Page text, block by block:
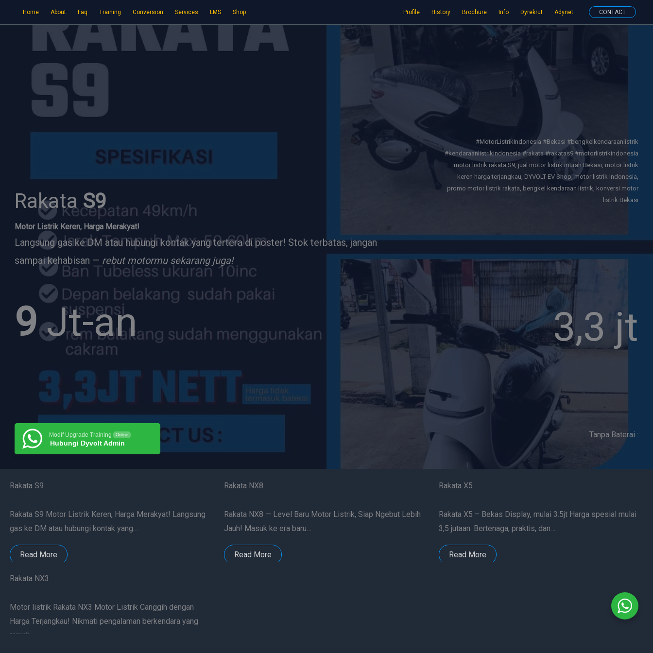
Home About Faq Training Conversion Services LMS Shop Profile History Brochure Info Dyrekrut Adynet CONTACT
Rakata S9
Motor Listrik Keren, Harga Merakyat!
Langsung gas ke DM atau hubungi kontak yang tertera di poster! Stok terbatas, jangan
sampai kehabisan — rebut motormu sekarang juga!
9Jt-an
Modif Upgrade Training Online
Hubungi Dyvolt Admin
#MotorListrikIndonesia #Bekasi #bengkelkendaraanlistrik
#kendaraanlistrikindonesia #rakata #rakatas9 #motorlistrikindonesia
motor listrik rakata S9, jual motor listrik murah Bekasi, motor listrik
keren harga terjangkau, DYVOLT EV Shop, motor listrik Indonesia,
promo motor listrik rakata, bengkel kendaraan listrik, konversi motor
listrik Bekasi
3,3 jt
Tanpa Baterai :
Rakata S9
Rakata S9 Motor Listrik Keren, Harga Merakyat! Langsung
gas ke DM atau hubungi kontak yang…
Read More
Rakata NX8
Rakata NX8 — Level Baru Motor Listrik, Siap Ngebut Lebih
Jauh! Masuk ke era baru…
Read More
Rakata X5
Rakata X5 – Bekas Display, mulai 3.5jt Harga spesial mulai
3,5 jutaan. Bertenaga, praktis, dan…
Read More
Rakata NX3
Motor listrik Rakata NX3 Motor Listrik Canggih dengan
Harga Terjangkau! Nikmati pengalaman berkendara yang
ramah…